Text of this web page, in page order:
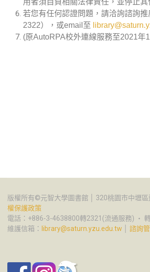
用者須自負相關法律責任，並停止其
若您有任何認證問題，請洽詢諮詢
2322），或email至
(原AutoRPA校外連線服務至2021年
版權所有©元智大學圖書館 │ 320桃園市中壢區
權保護政策
電話：+886-3-4638800轉2321(流通服務) ‧
維護信箱： library@saturn.yzu.edu.tw 諮詢